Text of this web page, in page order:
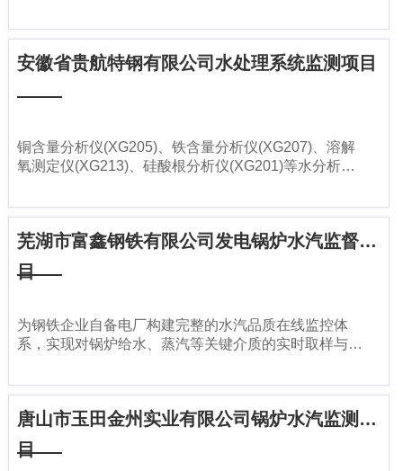
安徽省贵航特钢有限公司水处理系统监测项目
铜含量分析仪(XG205)、铁含量分析仪(XG207)、溶解
氧测定仪(XG213)、硅酸根分析仪(XG201)等水分析仪
预警，有效预防管道及设备腐蚀，大幅降低系统维护成
本和水处理药剂消耗，提升循环水系统运行效率
芜湖市富鑫钢铁有限公司发电锅炉水汽监督项
目
为钢铁企业自备电厂构建完整的水汽品质在线监控体
系，实现对锅炉给水、蒸汽等关键介质的实时取样与精
安全经济运行。
唐山市玉田金州实业有限公司锅炉水汽监测项
目